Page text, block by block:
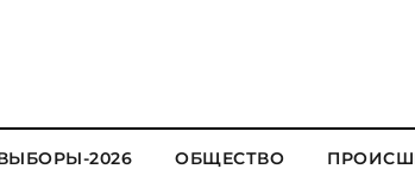
2026 ОБЩЕСТВО